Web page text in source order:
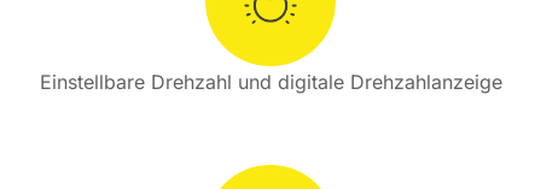
Einstellbare Drehzahl und digitale Drehzahlanzeige